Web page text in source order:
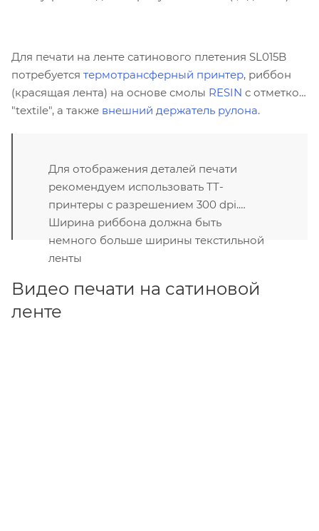
Для печати на ленте сатинового плетения SL015B
потребуется термотрансферный принтер, риббон
(красящая лента) на основе смолы RESIN с отметкой
"textile", а также внешний держатель рулона.
Для отображения деталей печати
рекомендуем использовать ТТ-
принтеры с разрешением 300 dpi.
Ширина риббона должна быть
немного больше ширины текстильной
ленты
Видео печати на сатиновой
ленте